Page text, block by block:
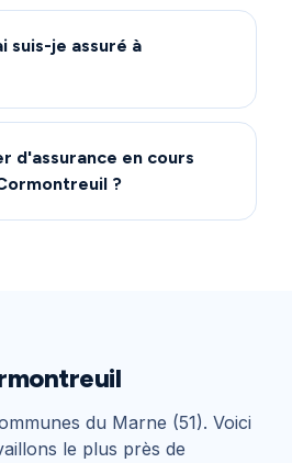
suis-je assuré à
d'assurance en cours
?
du Marne (51). Voici
le plus près de